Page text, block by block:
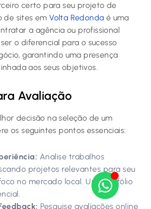
certo para seu projeto de
de sites emVolta Redonda é uma
a agência ou profissional
o diferencial para o sucesso
garantindo uma presença
aos seus objetivos.
Avaliação
decisão na seleção de um
os seguintes pontos essenciais:
Analise trabalhos
projetos relevantes para seu
no mercado local. Um portfólio
Pesquise avaliações online